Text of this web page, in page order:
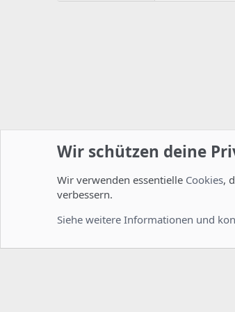
Startseite Foren ISPConfig
Wir schützen deine
Wir verwenden essentielle Cookies,
verbessern.
Siehe weitere Informationen und